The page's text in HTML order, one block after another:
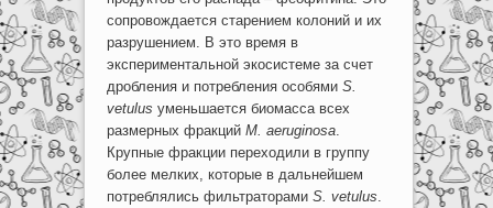
сопровождается старением колоний и их
разрушением. В это время в
экспериментальной экосистеме за счет
дробления и потребления особями S.
vetulus уменьшается биомасса всех
размерных фракций M. aeruginosa.
Крупные фракции переходили в группу
более мелких, которые в дальнейшем
потреблялись фильтраторами S. vetulus